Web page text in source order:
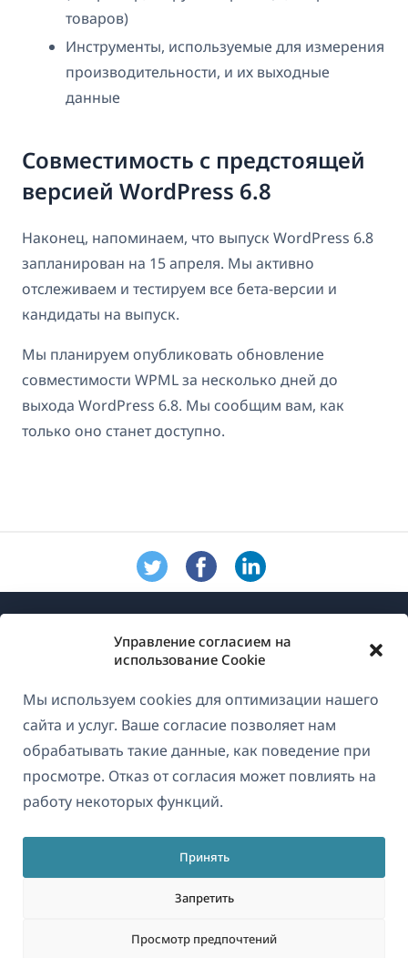
Управление согласием на
использование Cookie
Мы используем cookies для оптимизации нашего
сайта и услуг. Ваше согласие позволяет нам
обрабатывать такие данные, как поведение при
просмотре. Отказ от согласия может повлиять на
работу некоторых функций.
Принять
Запретить
Просмотр предпочтений
товаров)
Инструменты, используемые для измерения
производительности, и их выходные
данные
Совместимость с предстоящей
версией WordPress 6.8
Наконец, напоминаем, что выпуск WordPress 6.8
запланирован на 15 апреля. Мы активно
отслеживаем и тестируем все бета-версии и
кандидаты на выпуск.
Мы планируем опубликовать обновление
совместимости WPML за несколько дней до
выхода WordPress 6.8. Мы сообщим вам, как
только оно станет доступно.
Русский
О WPML
GDPR и политика конфиденциальности
Присоединяйтесь к нашей команде
(открывается
в
новом
окне)
в
новом
окне)
в
окне)